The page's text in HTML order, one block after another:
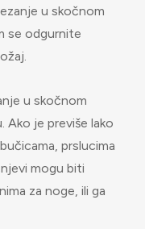
u skočnom
se odgurnite
u skočnom
Ako je previše lako
prslucima
mogu biti
za noge, ili ga